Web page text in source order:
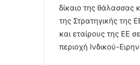
δίκαιο της θάλασσας
της Στρατηγικής της
και εταίρους της ΕΕ
περιοχή Ινδικού-